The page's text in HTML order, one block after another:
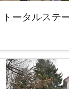
ータルステ